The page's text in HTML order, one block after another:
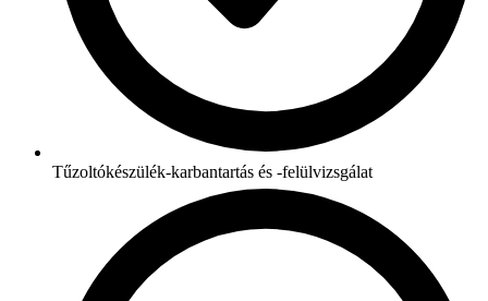
Tűzoltókészülék-karbantartás és -felülvizsgálat